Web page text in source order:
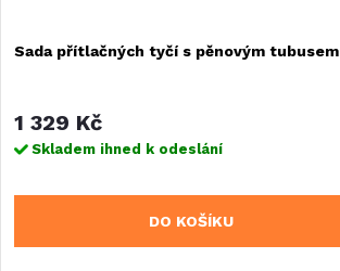
Sada přítlačných tyčí s pěnovým tubusem
1 329 Kč
Skladem ihned k odeslání
DO KOŠÍKU